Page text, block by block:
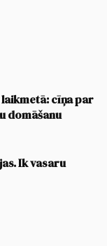
cīņa par
domāšanu
Ik vasaru